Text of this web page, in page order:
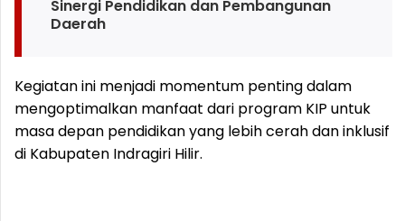
Sinergi Pendidikan dan Pembangunan
Daerah
Kegiatan ini menjadi momentum penting dalam
mengoptimalkan manfaat dari program KIP untuk
masa depan pendidikan yang lebih cerah dan inklusif
di Kabupaten Indragiri Hilir.